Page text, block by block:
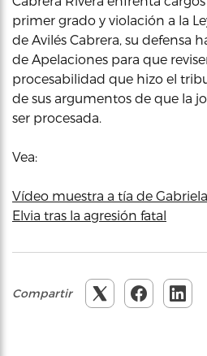
primer grado y violación a la
de Avilés Cabrera, su defensa
de Apelaciones para que
procesabilidad que hizo el
de sus argumentos de que la
ser procesada.
Vea:
Vídeo muestra a tía de
Elvia tras la agresión fatal
Compartir